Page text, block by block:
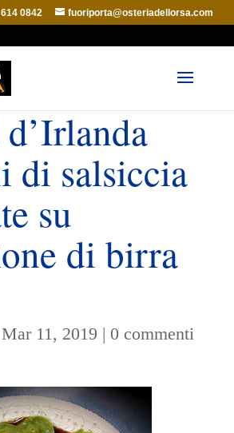
0842 fuoriporta@osteriadellorsa.com
di salsiccia
su
di birra
Mar 11, 2019 | 0 commenti